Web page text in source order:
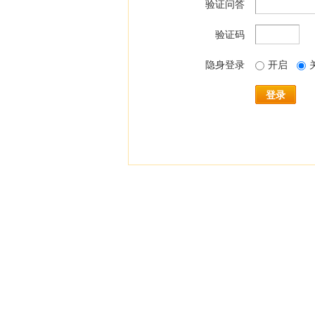
验证问答
验证码
隐身登录 开启
登录